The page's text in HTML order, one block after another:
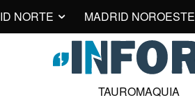
NORTE MADRID NOROESTE
TAUROMAQUIA